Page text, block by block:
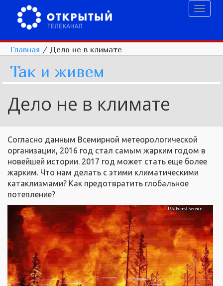
Главная / Дело не в климате
Так и живем
Дело не в климате
Согласно данным Всемирной метеорологической
организации, 2016 год стал самым жарким годом в
новейшей истории. 2017 год может стать еще более
жарким. Что нам делать с этими климатическими
катаклизмами? Как предотвратить глобальное
потепление?